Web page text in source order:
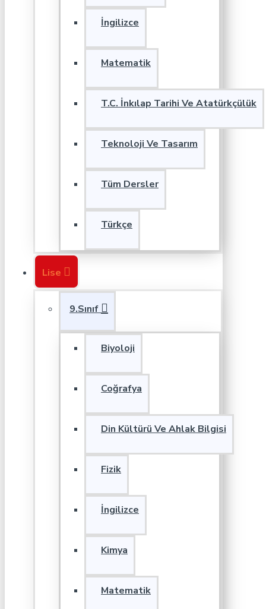
İngilizce
Matematik
T.C. İnkılap Tarihi Ve Atatürkçülük
Teknoloji Ve Tasarım
Tüm Dersler
Türkçe
Lise
9.Sınıf
Biyoloji
Coğrafya
Din Kültürü Ve Ahlak Bilgisi
Fizik
İngilizce
Kimya
Matematik